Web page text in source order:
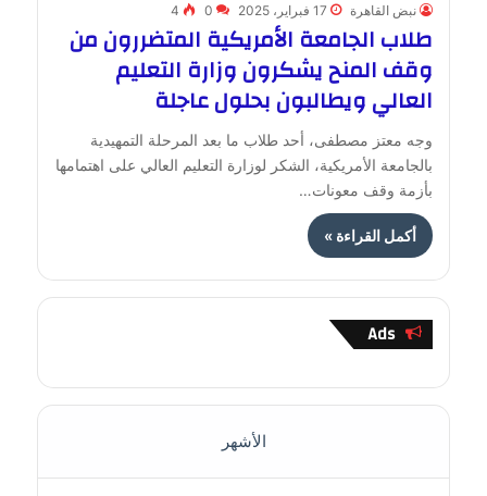
نبض القاهرة 17 فبراير، 2025 0
4
طلاب الجامعة الأمريكية المتضررون من
وقف المنح يشكرون وزارة التعليم
العالي ويطالبون بحلول عاجلة
وجه معتز مصطفى، أحد طلاب ما بعد المرحلة التمهيدية
بالجامعة الأمريكية، الشكر لوزارة التعليم العالي على اهتمامها
بأزمة وقف معونات…
أكمل القراءة »
Ads
الأشهر